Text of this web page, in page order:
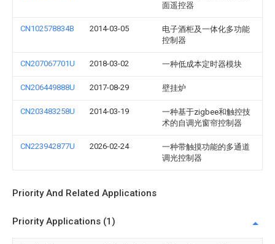
面遥控器
CN102578834B 2014-03-05
电子酒柜及一体化多功能
控制器
CN207067701U 2018-03-02 一种低成本定时器模块
CN206449888U 2017-08-29 壁挂炉
CN203483258U 2014-03-19
一种基于zigbee和触控技
术的自调光窗帘控制器
CN223942877U 2026-02-24
一种带触摸功能的多通道
调光控制器
Priority And Related Applications
Priority Applications (1)